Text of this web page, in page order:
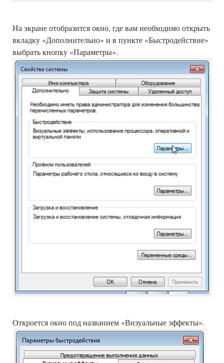
На экране отобразится окно, где вам необходимо открыть
вкладку «Дополнительно» и в пункте «Быстродействие»
выбрать кнопку «Параметры».
Откроется окно под названием «Визуальные эффекты».